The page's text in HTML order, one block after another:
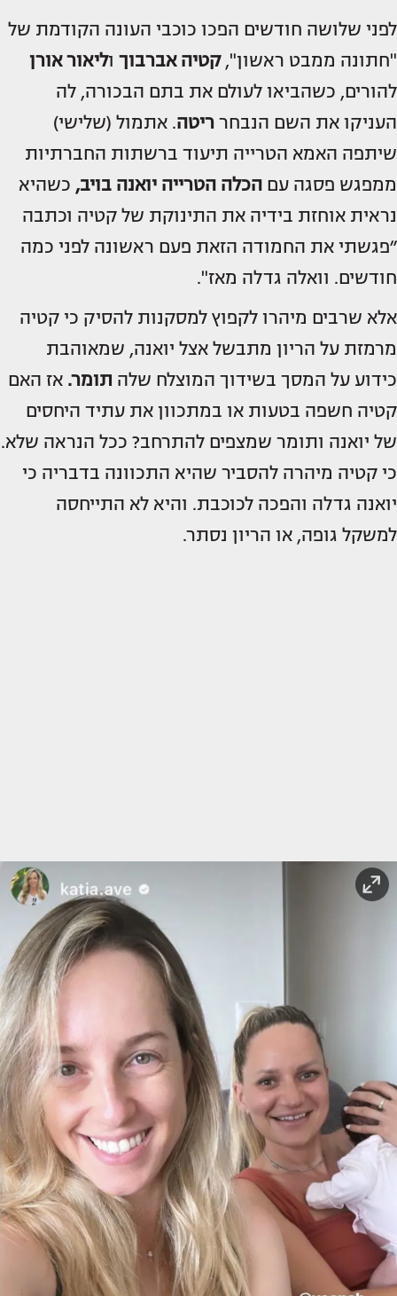
לפני שלושה חודשים הפכו כוכבי העונה הקודמת של
"חתונה ממבט ראשון",קטיה אברבוך וליאור אורן
להורים, כשהביאו לעולם את בתם הבכורה, לה
העניקו את השם הנבחר ריטה. אתמול (שלישי)
שיתפה האמא הטרייה תיעוד ברשתות החברתיות
ממפגש פסגה עם הכלה הטרייה יואנה בויב, כשהיא
נראית אוחזת בידיה את התינוקת של קטיה וכתבה
״פגשתי את החמודה הזאת פעם ראשונה לפני כמה
חודשים. וואלה גדלה מאז".
אלא שרבים מיהרו לקפוץ למסקנות להסיק כי קטיה
מרמזת על הריון מתבשל אצל יואנה, שמאוהבת
כידוע על המסך בשידוך המוצלח שלה תומר. אז האם
קטיה חשפה בטעות או במתכוון את עתיד היחסים
של יואנה ותומר שמצפים להתרחב? ככל הנראה שלא.
כי קטיה מיהרה להסביר שהיא התכוונה בדבריה כי
יואנה גדלה והפכה לכוכבת. והיא לא התייחסה
למשקל גופה, או הריון נסתר.